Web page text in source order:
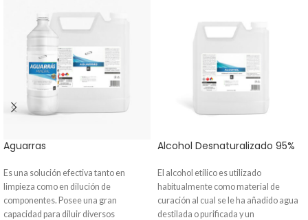
Aguarras
Es una solución efectiva tanto en
limpieza como en dilución de
componentes. Posee una gran
capacidad para diluir diversos
Alcohol Desnaturalizado 95%
El alcohol etílico es utilizado
habitualmente como material de
curación al cual se le ha añadido agua
destilada o purificada y un